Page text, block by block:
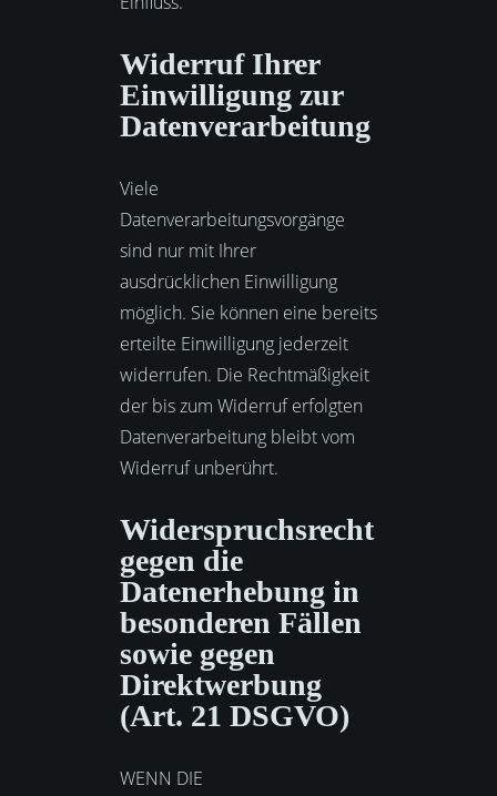
Widerruf Ihrer
Einwilligung zur
Datenverarbeitung
Viele
Datenverarbeitungsvorgänge
sind nur mit Ihrer
ausdrücklichen Einwilligung
möglich. Sie können eine bereits
erteilte Einwilligung jederzeit
widerrufen. Die Rechtmäßigkeit
der bis zum Widerruf erfolgten
Datenverarbeitung bleibt vom
Widerruf unberührt.
Widerspruchsrecht
gegen die
Datenerhebung in
besonderen Fällen
sowie gegen
Direktwerbung
(Art. 21 DSGVO)
WENN DIE